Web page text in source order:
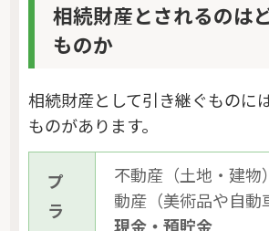
相続財産とされるのは
ものか
相続財産として引き継ぐものに
ものがあります。
プ
ラ
不動産（土地・建物）
動産（美術品や自動
現金・預貯金